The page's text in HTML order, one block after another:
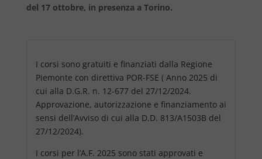
del 17 ottobre, in presenza a Torino.
I corsi sono gratuiti e finanziati dalla Regione
Piemonte con direttiva POR-FSE ( Anno 2025 di
cui alla D.G.R. n. 12-677 del 27/12/2024.
Approvazione, autorizzazione e finanziamento ai
sensi dell’Avviso di cui alla D.D. 813/A1503B del
27/12/2024).
I corsi per l’A.F. 2025 sono stati approvati e